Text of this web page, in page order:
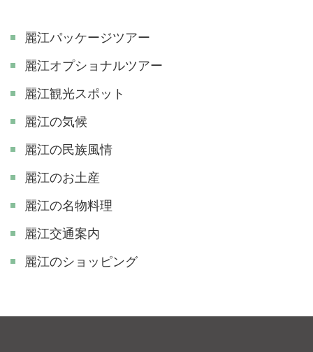
麗江パッケージツアー
麗江オプショナルツアー
麗江観光スポット
麗江の気候
麗江の民族風情
麗江のお土産
麗江の名物料理
麗江交通案内
麗江のショッピング